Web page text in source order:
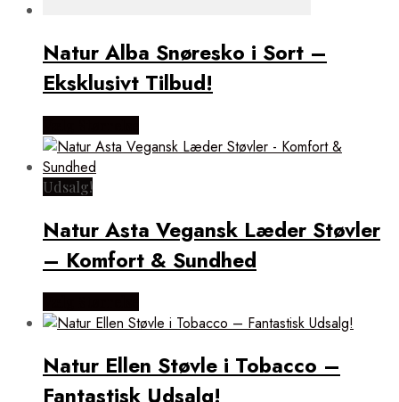
Natur Alba Snøresko i Sort –
Eksklusivt Tilbud!
Udsalg!
Natur Asta Vegansk Læder Støvler
– Komfort & Sundhed
Natur Ellen Støvle i Tobacco –
Fantastisk Udsalg!